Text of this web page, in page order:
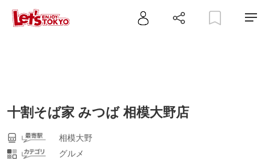
十割そば家 みつば 相模大野店
相模大野
グルメ